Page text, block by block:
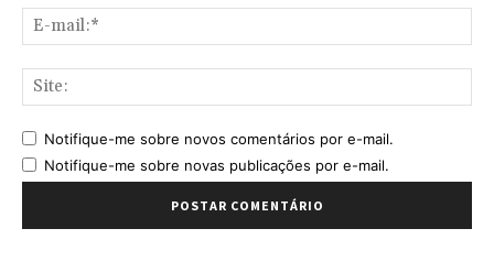
Notifique-me sobre novos comentários por e-mail.
Notifique-me sobre novas publicações por e-mail.